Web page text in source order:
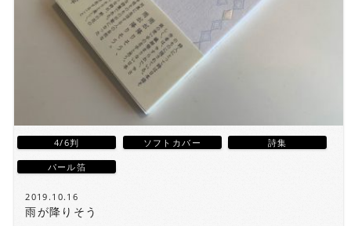
4/6判 ソフトカバー 詩集
パール箔
2019.10.16
雨が降りそう